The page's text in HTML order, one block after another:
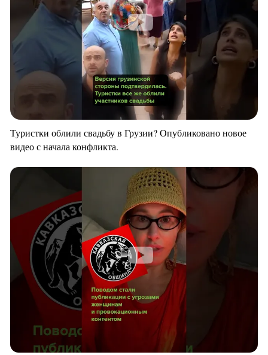
Туристки облили свадьбу в Грузии? Опубликовано новое
видео с начала конфликта.